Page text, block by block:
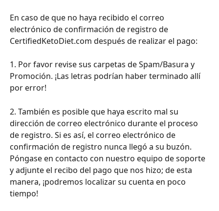
En caso de que no haya recibido el correo
electrónico de confirmación de registro de
CertifiedKetoDiet.com después de realizar el pago:
1. Por favor revise sus carpetas de Spam/Basura y
Promoción. ¡Las letras podrían haber terminado allí
por error!
2. También es posible que haya escrito mal su
dirección de correo electrónico durante el proceso
de registro. Si es así, el correo electrónico de
confirmación de registro nunca llegó a su buzón.
Póngase en contacto con nuestro equipo de soporte
y adjunte el recibo del pago que nos hizo; de esta
manera, ¡podremos localizar su cuenta en poco
tiempo!